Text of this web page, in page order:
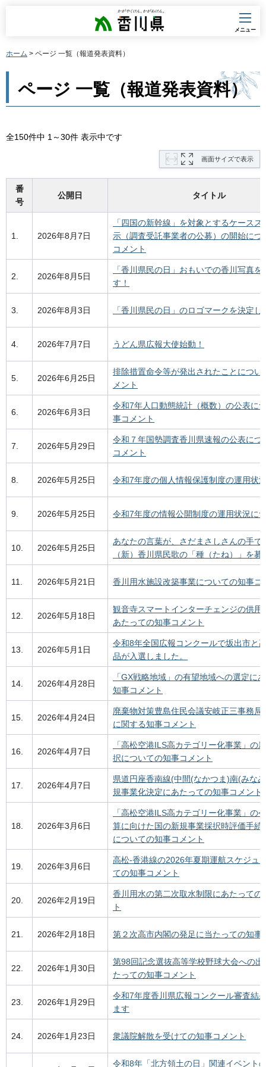
香川県
メニュー
ホーム > ページ 一覧（報道発表資料）
ページ 一覧（報道発表資料）
全150件中 1～30件 表示中です
画面サイズで表示
番
号
公開日 タイトル
1. 2026年8月7日
「四国の新幹線」を対象とするケースス
示（調査受託事業者の公募）の開始につ
コメント
2. 2026年8月5日
「香川県民の日」おもいでの香川写真を
す！
3. 2026年8月3日 「香川県民の日」のロゴマークを決定し
4. 2026年7月7日 うどん県広報大使始動！
5. 2026年6月25日
排除措置命令等が発出されたことについ
メント
6. 2026年6月3日
令和7年人口動態統計（概数）の公表に
事コメント
7. 2026年5月29日
令和７年国勢調査香川県速報の公表につ
コメント
8. 2026年5月25日 令和7年度の個人情報保護制度の運用状
9. 2026年5月25日 令和7年度の情報公開制度の運用状況に
10. 2026年5月25日
あなたの言葉が、さだまさしさんの手で
（新）香川県民歌の「種（たね）」を募
11. 2026年5月21日 香川用水施設改築事業についての知事コ
12. 2026年5月18日
観音寺スマートインターチェンジの供用
あたっての知事コメント
13. 2026年5月1日
令和8年全国広報コンクールで坂出市と
品が入選しました。
14. 2026年4月28日
「GX戦略地域」の有望地域への選定に
知事コメント
15. 2026年4月24日
廃棄物対策豊島住民会議安岐正三事務局
に関する知事コメント
16. 2026年4月7日
「高松空港ILS高カテゴリー化事業」の
択についての知事コメント
17. 2026年4月7日
県道円座香南線(中間(なかつま)南(みな
規事業化決定にあたっての知事コメント
18. 2026年3月6日
「高松空港ILS高カテゴリー化事業」の
算に向けた国の新規事業採択時評価手続
についての知事コメント
19. 2026年3月6日
高松-香港線の2026年夏期運航スケジュ
ての知事コメント
20. 2026年2月19日
香川用水の第二次取水制限にあたっての
ト
21. 2026年2月18日 第２次高市内閣の発足に当たっての知事
22. 2026年1月30日
第98回記念選抜高等学校野球大会への出
たっての知事コメント
23. 2026年1月29日
令和7年度香川県広報コンクール審査結
ます
24. 2026年1月23日 衆議院解散を受けての知事コメント
令和8年「北方領土の日」関連イベント